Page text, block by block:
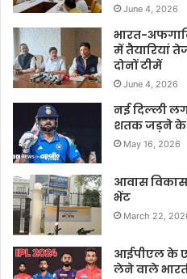
June 4, 2026
भारत-
में तैयारियां
दोनों टीमें
June 4, 2026
नई दिल्ली
शतक जड़ने के
May 16, 2026
आवास विकास
भेंट
March 22,
आईपीएल के
लेने वाले